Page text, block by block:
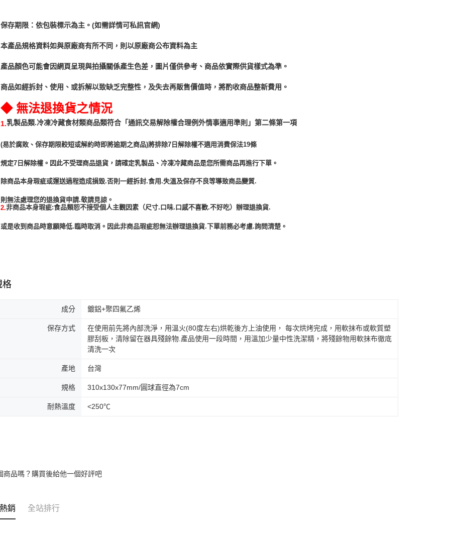
保存期限：依包裝標示為主。(如需詳情可私訊官網)
本產品規格資料如與原廠商有所不同，則以原廠商公布資料為主
產品顏色可能會因網頁呈現與拍攝關係產生色差，圖片僅供參考、商品依實際供貨樣式為準。
商品如經拆封、使用、或拆解以致缺乏完整性，及失去再販售價值時，將酌收商品整﻿新費用。
◆ 無法退換貨之情況
1.乳製品類.冷凍冷藏食材類商品類符合 「通訊交易解除權合理例外情事適用準則」第二條第一項
(易於腐敗、保存期限較短或解約時即將逾期之商品)將排除7日解除權不適用消費保法19條
規定7日解除權。因此不受理商品退貨，請確定乳製品、冷凍冷藏商品是您所需商品再進行下單。
除商品本身瑕疵或運送過程造成損毀.否則一經拆封.食用.失溫及保存不良等導致商品變質.
2.非商品本身瑕疵:食品類恕不接受個人主觀因素（尺寸.口味.口感不喜歡.不好吃）辦理退換貨.
或是收到商品時意願降低.臨時取消。因此非商品瑕疵恕無法辦理退換貨.下單前務必考慮.詢問清楚。
格
成分 鍍鋁+聚四氟乙烯
保存方式
在使用前先將內部洗淨，用溫火(80度左右)烘乾後方上油使用， 每次烘烤完成，用軟抹布或軟質塑
膠刮板，清除留在器具殘餘物.產品使用一段時間，用溫加少量中性洗潔精，將殘餘物用軟抹布徹底
清洗一次
產地 台灣
規格 310x130x77mm/圓球直徑為7cm
耐熱溫度 <250℃
商品嗎？購買後給他一個好評吧
銷 全站排行